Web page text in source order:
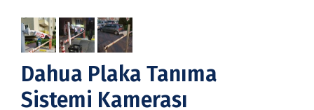
Dahua Plaka Tanıma
Sistemi Kamerası